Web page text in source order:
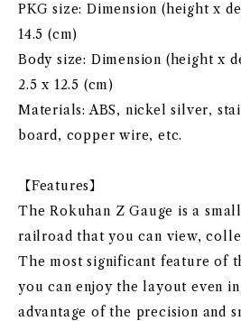
PKG size: Dimension (height x
14.5 (cm)
Body size: Dimension (height x
2.5 x 12.5 (cm)
Materials: ABS, nickel silver,
board, copper wire, etc.
【Features】
The Rokuhan Z Gauge is a
railroad that you can view,
The most significant feature of
you can enjoy the layout even
advantage of the precision and